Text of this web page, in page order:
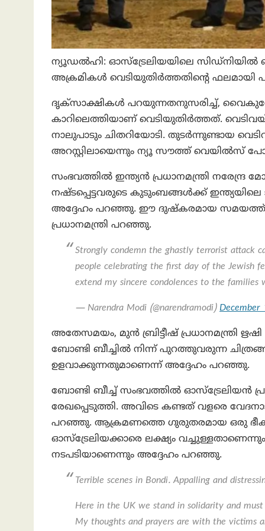
ന്യൂഡൽഹി: ഓസ്‌ട്രേലിയയിലെ
അക്രമികൾ വെടിയുതിർത്തതിന്റെ ഫലമായി
ദൃക്‌സാക്ഷികൾ പറയുന്നതനുസരിച്ച്,
കാറിലെത്തിയാണ് വെടിയുതിര്‍ത്തത്.
നാലുപാടും ചിതറിയോടി. തുടർന്നുണ്ടായ
അറസ്റ്റിലായെന്നും ന്യൂ സൗത്ത് വെയിൽസ്
സംഭവത്തിൽ ഇന്ത്യൻ പ്രധാനമന്ത്രി നരേന്ദ്ര
നഷ്ടപ്പെട്ടവരുടെ കുടുംബങ്ങൾക്ക്
അദ്ദേഹം പറഞ്ഞു. ഈ ദുഷ്‌കരമായ സമയത്ത്
പ്രധാനമന്ത്രി പറഞ്ഞു.
Strongly condemn the ghastly terrorist attack
people celebrating the first day of the Jewish
extend my sincere condolences to the
— Narendra Modi (@narendramodi) December
അതേസമയം, മുൻ ബ്രിട്ടീഷ് പ്രധാനമന്ത്രി
ബോണ്ടി ബീച്ചിൽ നിന്ന് പുറത്തുവരുന്ന
ഉളവാക്കുന്നതുമാണെന്ന് അദ്ദേഹം പറഞ്ഞു.
ബോണ്ടി ബീച്ച് സംഭവത്തിൽ
രേഖപ്പെടുത്തി. അവിടെ കണ്ടത് വളരെ
പറഞ്ഞു. ആക്രമണത്തെ ഗുരുതരമായ ഒരു
ഓസ്‌ട്രേലിയക്കാരെ ലക്ഷ്യം
നടപടിയാണെന്നും അദ്ദേഹം പറഞ്ഞു.
Terrible scenes in Bondi. Appalling and
Here in the UK we stand in solidarity and
My thoughts and prayers are with the victims